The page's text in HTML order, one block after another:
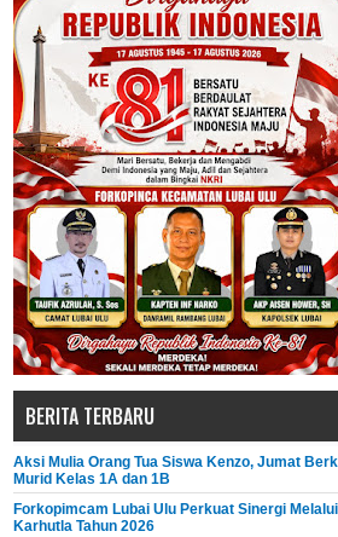
BERITA TERBARU
Aksi Mulia Orang Tua Siswa Kenzo, Jumat
Murid Kelas 1A dan 1B
Forkopimcam Lubai Ulu Perkuat Sinergi
Karhutla Tahun 2026